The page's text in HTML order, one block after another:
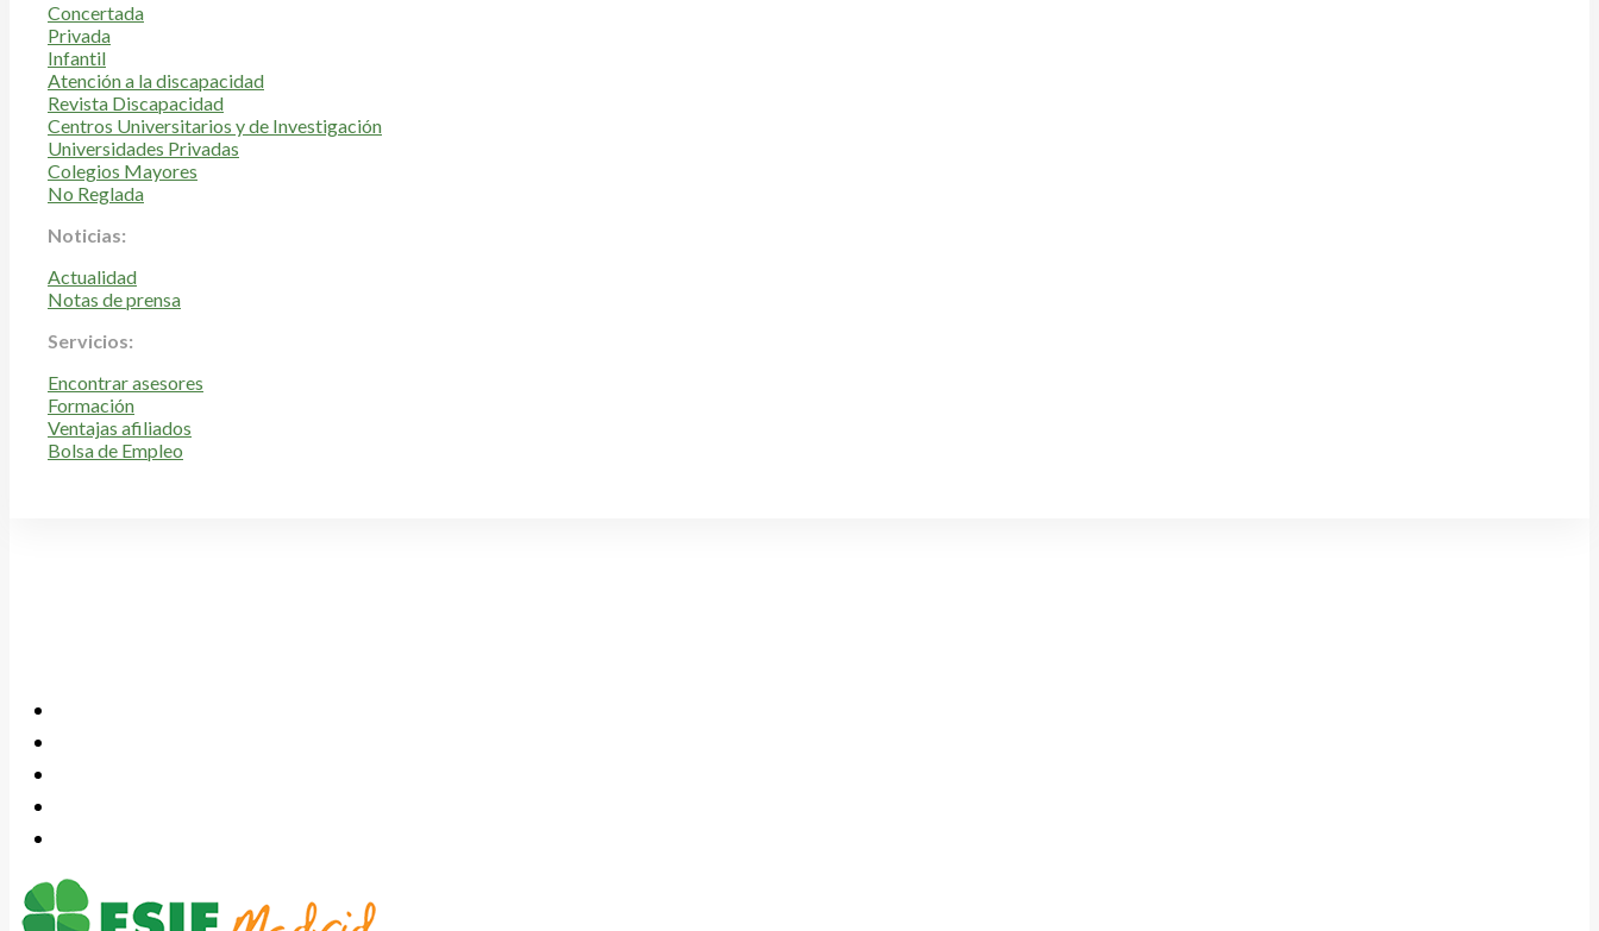
Concertada
Privada
Infantil
Atención a la discapacidad
Revista Discapacidad
Centros Universitarios y de Investigación
Universidades Privadas
Colegios Mayores
No Reglada
Noticias:
Actualidad
Notas de prensa
Servicios:
Encontrar asesores
Formación
Ventajas afiliados
Bolsa de Empleo